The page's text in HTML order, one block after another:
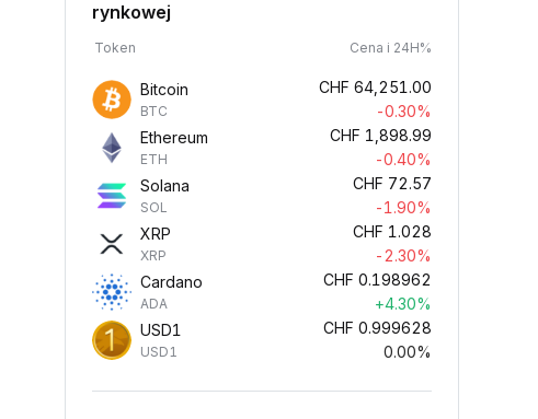
rynkowej
Token Cena i 24H%
Bitcoin
BTC
CHF 64,251.00
-0.30%
Ethereum
ETH
CHF 1,898.99
-0.40%
Solana
SOL
CHF 72.57
-1.90%
XRP
XRP
CHF 1.028
-2.30%
Cardano
ADA
CHF 0.198962
+4.30%
USD1
USD1
CHF 0.999628
0.00%